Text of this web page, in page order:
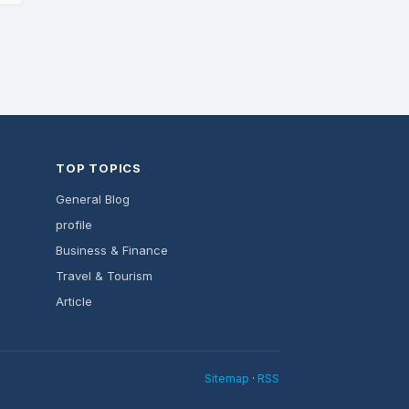
TOP TOPICS
General Blog
profile
Business & Finance
Travel & Tourism
Article
Sitemap · RSS